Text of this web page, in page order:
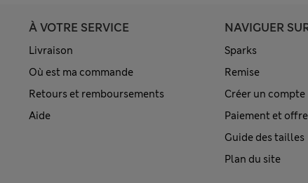
À VOTRE SERVICE
Livraison
Où est ma commande
Retours et remboursements
Aide
NAVIGUER
Sparks
Remise
Créer un compte
Paiement et
Guide des tailles
Plan du site